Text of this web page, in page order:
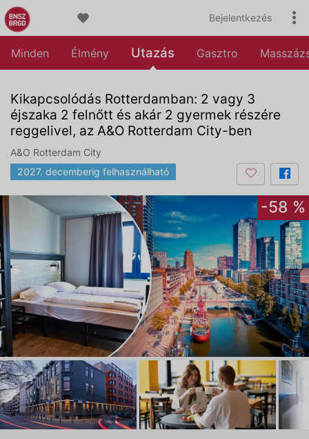
Bejelentkezés
Minden Élmény Utazás Gasztro
Kikapcsolódás Rotterdamban: 2 vagy 3
éjszaka 2 felnőtt és akár 2 gyermek részére
reggelivel, az A&O Rotterdam City-ben
A&O Rotterdam City
2027. decemberig felhasználható
-58 %